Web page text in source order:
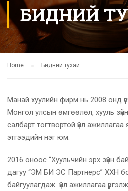
БИДНИЙ
Home Бидний тухай
Манай хуулийн фирм нь 2008 онд
Монгол улсын өмгөөлөл, хууль
салбарт тогтвортой үйл ажиллагаа
этгээдийн нэг юм.
2016 оноос “Хуульчийн эрх зүйн
дагуу “ЭМ БИ ЭС Партнерс” ХХН
байгуулагдаж үйл ажиллагаа